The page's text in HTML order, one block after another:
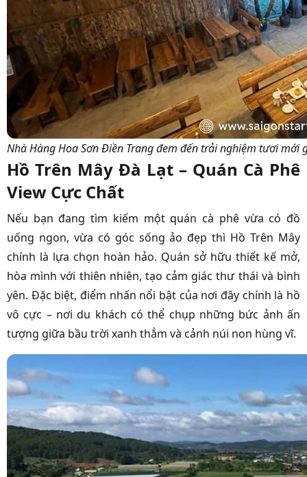
Nhà Hàng Hoa Sơn Điền Trang đem đến trải nghiệm tươi mới
Hồ Trên Mây Đà Lạt – Quán Cà Phê
View Cực Chất
Nếu bạn đang tìm kiếm một quán cà phê vừa có đồ
uống ngon, vừa có góc sống ảo đẹp thì Hồ Trên Mây
chính là lựa chọn hoàn hảo. Quán sở hữu thiết kế mở,
hòa mình với thiên nhiên, tạo cảm giác thư thái và bình
yên. Đặc biệt, điểm nhấn nổi bật của nơi đây chính là hồ
vô cực – nơi du khách có thể chụp những bức ảnh ấn
tượng giữa bầu trời xanh thẳm và cảnh núi non hùng vĩ.